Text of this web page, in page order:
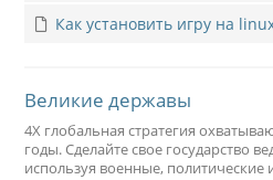
Как установить игру на
Великие державы
4X глобальная стратегия
годы. Сделайте свое государство
используя военные, политические